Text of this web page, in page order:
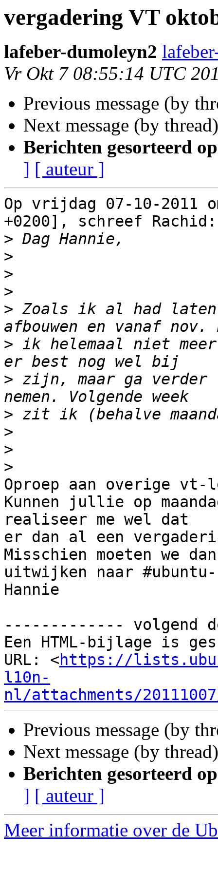
vergadering VT
lafeber-dumoleyn2
Vr Okt 7 08:55:14 UTC
Previous message (by
Next message (by
Berichten gesorteerd
] [ auteur ]
Op vrijdag 07-10-2011
+0200], schreef Rachid:
>
>
>
>
> Zoals ik al had laten
> ik helemaal niet
> zijn, maar ga
>
>
>
>
Oproep aan overige vt-
Kunnen jullie op
realiseer me wel dat
er dan al een
Misschien moeten we dan
uitwijken naar #ubuntu-
Hannie
------------- volgend
Een HTML-bijlage is
URL: <https://
l10n-
nl/attachments/
Previous message (by
Next message (by
Berichten gesorteerd
] [ auteur ]
Meer informatie over de